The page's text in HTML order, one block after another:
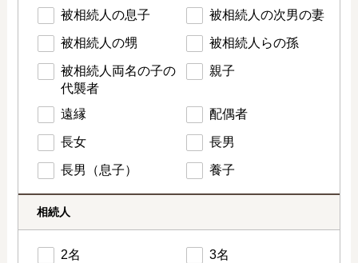
被相続人の息子 被相続人の次男の妻
被相続人の甥 被相続人らの孫
被相続人両名の子の
代襲者
親子
遠縁 配偶者
長女 長男
長男（息子） 養子
相続人
2名 3名